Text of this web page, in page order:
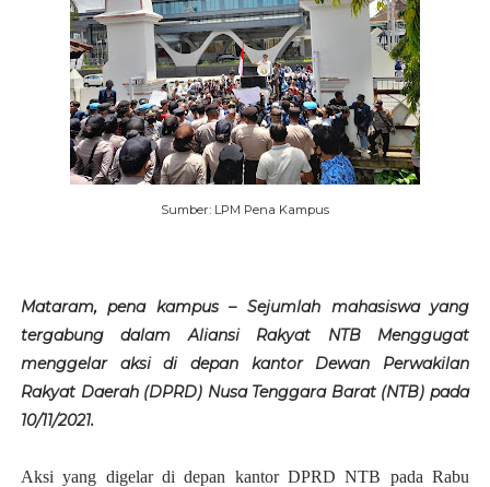
Sumber: LPM Pena Kampus
Mataram, pena kampus – Sejumlah mahasiswa yang
tergabung dalam Aliansi Rakyat NTB Menggugat
menggelar aksi di depan kantor Dewan Perwakilan
Rakyat Daerah (DPRD) Nusa Tenggara Barat (NTB) pada
10/11/2021.
Aksi yang digelar di depan kantor DPRD NTB pada Rabu